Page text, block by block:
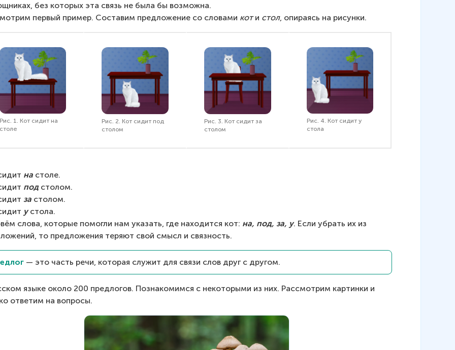
без которых эта связь не была бы возможна.
первый пример. Составим предложение со словами кот и стол, опираясь на рисунки.
Рис. 1. Кот сидит на
столе
Рис. 2. Кот сидит под
столом
Рис. 3. Кот сидит за
столом
Рис. 4. Кот сидит у
стола
на столе.
под столом.
за столом.
у стола.
слова, которые помогли нам указать, где находится кот: на, под, за, у. Если убрать их из
то предложения теряют свой смысл и связность.
— это часть речи, которая служит для связи слов друг с другом.
языке около 200 предлогов. Познакомимся с некоторыми из них. Рассмотрим картинки и
ответим на вопросы.